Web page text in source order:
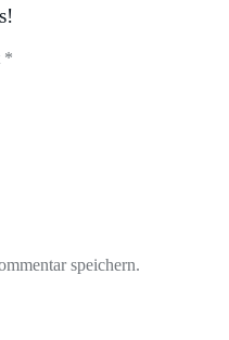
*
speichern.